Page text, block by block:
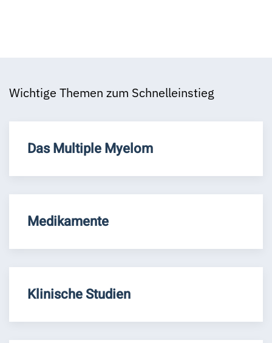
Wichtige Themen zum Schnelleinstieg
Das Multiple Myelom
Medikamente
Klinische Studien